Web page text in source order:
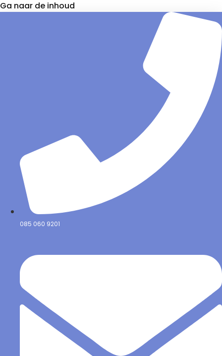
Ga naar de inhoud
085 060 9201